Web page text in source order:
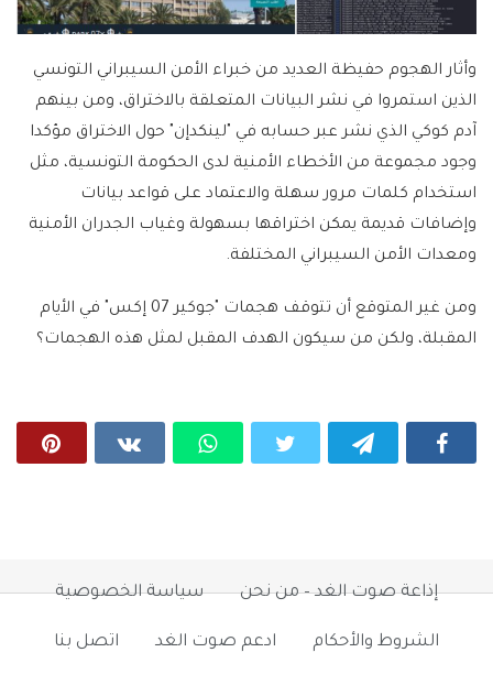
وأثار الهجوم حفيظة العديد من خبراء الأمن السيبراني التونسي
الذين استمروا في نشر البيانات المتعلقة بالاختراق، ومن بينهم
آدم كوكي الذي نشر عبر حسابه في "لينكدإن" حول الاختراق مؤكدا
وجود مجموعة من الأخطاء الأمنية لدى الحكومة التونسية، مثل
استخدام كلمات مرور سهلة والاعتماد على قواعد بيانات
وإضافات قديمة يمكن اختراقها بسهولة وغياب الجدران الأمنية
ومعدات الأمن السيبراني المختلفة.
ومن غير المتوقع أن تتوقف هجمات "جوكير 07 إكس" في الأيام
المقبلة، ولكن من سيكون الهدف المقبل لمثل هذه الهجمات؟
إذاعة صوت الغد – من نحن سياسة الخصوصية
الشروط والأحكام ادعم صوت الغد اتصل بنا